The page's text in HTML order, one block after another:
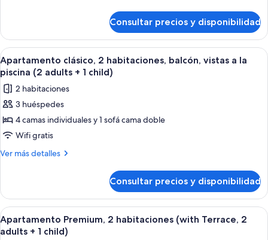
(2
adults
+
1
child)
clásico,
habitaciones,
balcón
(2
adults
+
child)
Consultar precios y disponibilidad
Abrir
todas
las
fotos
de
Apartamento
clásico,
2
vistas
a
la
piscina
Habitación de hotel moderna con
14
Apartamento clásico, 2 habitaciones, balcón, vistas a la
piscina (2 adults + 1 child)
2 habitaciones
3 huéspedes
4 camas individuales y 1 sofá cama doble
Wifi gratis
Ver más detalles
Más
clásico,
habitaciones,
balcón,
Consultar precios y disponibilidad
Abrir
todas
Caja fuerte, cortinas opacas, wifi
7
Apartamento Premium, 2 habitaciones (with Terrace, 2
adults + 1 child)